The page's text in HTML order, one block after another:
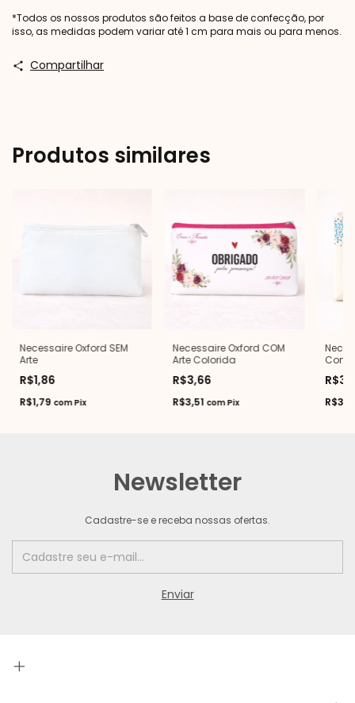
*Todos os nossos produtos são feitos a base de confecção, por
isso, as medidas podem variar até 1 cm para mais ou para menos.
Compartilhar
Produtos similares
Necessaire Oxford SEM
Arte
R$1,86
R$1,79 comPix
Necessaire Oxford COM
Arte Colorida
R$3,66
R$3,51 comPix
Com
Newsletter
Cadastre-se e receba nossas ofertas.